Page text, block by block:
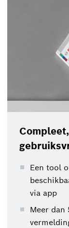
Een tool
via app
Meer dan